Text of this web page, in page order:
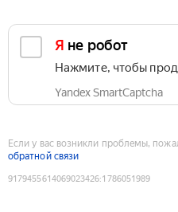
Я не робот
Нажмите, чтобы
Yandex SmartCaptcha
Если у вас возникли проблемы,
обратной связи
9179455614069023426:1786051989